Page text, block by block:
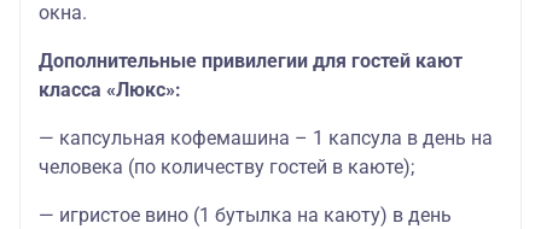
окна.
Дополнительные привилегии для гостей кают
класса «Люкс»:
— капсульная кофемашина – 1 капсула в день на
человека (по количеству гостей в каюте);
— игристое вино (1 бутылка на каюту) в день